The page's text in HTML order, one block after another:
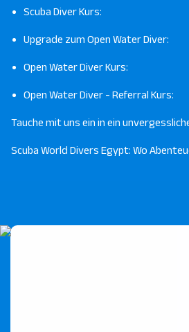
Scuba Diver Kurs:
Upgrade zum Open Water Diver:
Open Water Diver Kurs:
Open Water Diver - Referral Kurs:
Tauche mit uns ein in ein
Scuba World Divers Egypt: Wo